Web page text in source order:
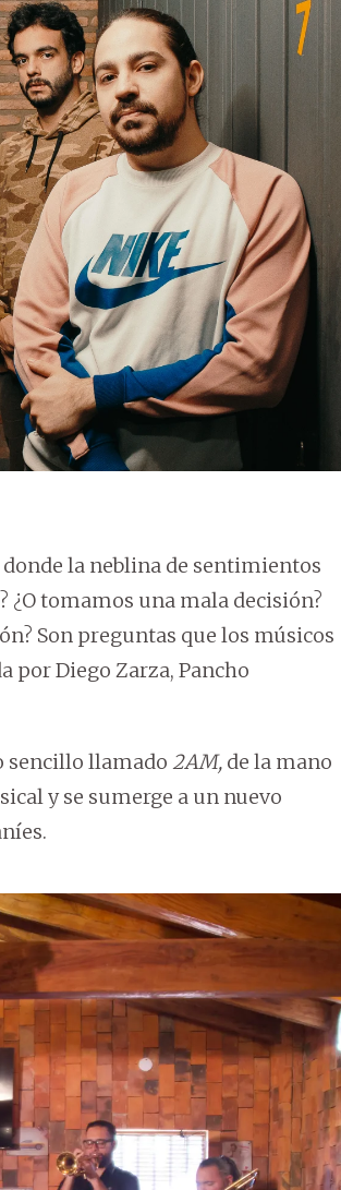
la neblina de sentimientos
¿O tomamos una mala decisión?
Son preguntas que los músicos
por Diego Zarza, Pancho
sencillo llamado 2AM, de la mano
y se sumerge a un nuevo